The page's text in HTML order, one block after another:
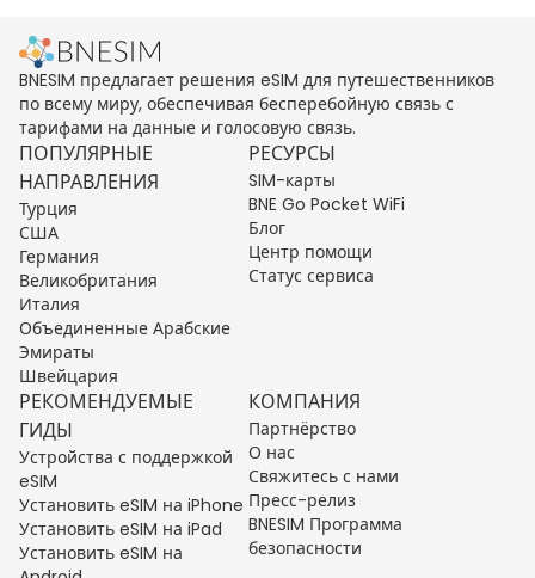
BNESIM предлагает решения eSIM для путешественников
по всему миру, обеспечивая бесперебойную связь с
тарифами на данные и голосовую связь.
ПОПУЛЯРНЫЕ
НАПРАВЛЕНИЯ
Турция
США
Германия
Великобритания
Италия
Объединенные Арабские
Эмираты
Швейцария
РЕСУРСЫ
SIM-карты
BNE Go Pocket WiFi
Блог
Центр помощи
Статус сервиса
РЕКОМЕНДУЕМЫЕ
ГИДЫ
Устройства с поддержкой
eSIM
Установить eSIM на iPhone
Установить eSIM на iPad
Установить eSIM на
КОМПАНИЯ
Партнёрство
О нас
Свяжитесь с нами
Пресс-релиз
BNESIM Программа
безопасности